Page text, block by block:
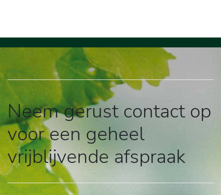
Neem gerust contact op
voor een geheel
vrijblijvende afspraak